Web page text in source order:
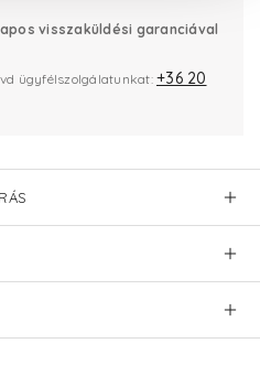
visszaküldési garanciával
ügyfélszolgálatunkat: +36 20